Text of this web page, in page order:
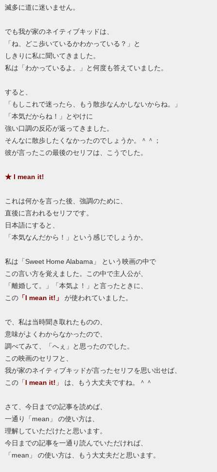
滅多に道に迷いません。
でも我が家のネイティブキッドは、
「ね、どこ歩いているかわかっている？」と
しきりに私に聞いてきました。
私は「わかっているよ。」と何度も答えていました。
すると、
「もしこれで迷ったら、もう散歩なんかしないからね。」
「本気だからね！」とやけに
強い口調の反応が返ってきました。
そんなに散歩したくなかったのでしょうか。＾＾；
彼が言ったこの最後のセリフは、こうでした。
★ I mean it!
これは何かを言った後、強調のために、
直後に言われるセリフです。
日本語にすると、
「本気なんだから！」という感じでしょうか。
私は「Sweet Home Alabama」 という映画の中で
この言い方を覚えました。この中で主人公が、
「離婚して。」「本気よ！」と言ったときに、
この 「I mean it!」 が使われていました。
で、私は当時聞き取れたものの、
意味がよくわからなかったので、
調べてみて、「へぇ」と思ったのでした。
この映画のセリフと、
我が家のネイティブキッドが言ったセリフを思い出せば、
この 「I mean it! 」 は、もう大丈夫ですね。＾＾
さて、今日までの記事を読めば、
一通り「mean」 の使い方は、
理解していただけたと思います。
今日までの記事を一通り読んでいただければ、
「mean」 の使い方は、もう大丈夫だと思います。